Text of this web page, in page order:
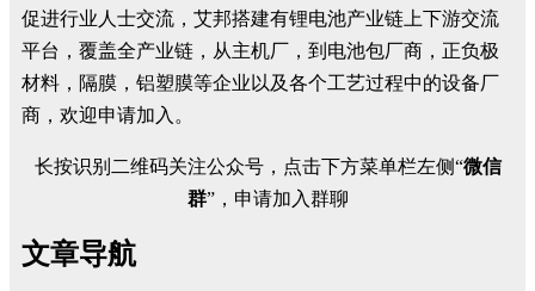
促进行业人士交流，艾邦搭建有锂电池产业链上下游交流
平台，覆盖全产业链，从主机厂，到电池包厂商，正负极
材料，隔膜，铝塑膜等企业以及各个工艺过程中的设备厂
商，欢迎申请加入。
长按识别二维码关注公众号，点击下方菜单栏左侧“微信
群”，申请加入群聊
文章导航